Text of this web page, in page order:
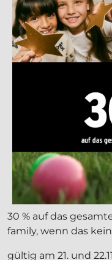
30 % auf das
family, wenn das
gültig am 21. und